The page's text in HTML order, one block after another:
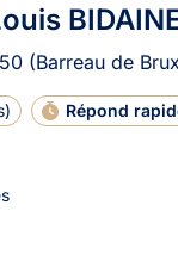
(Barreau de
) Répond